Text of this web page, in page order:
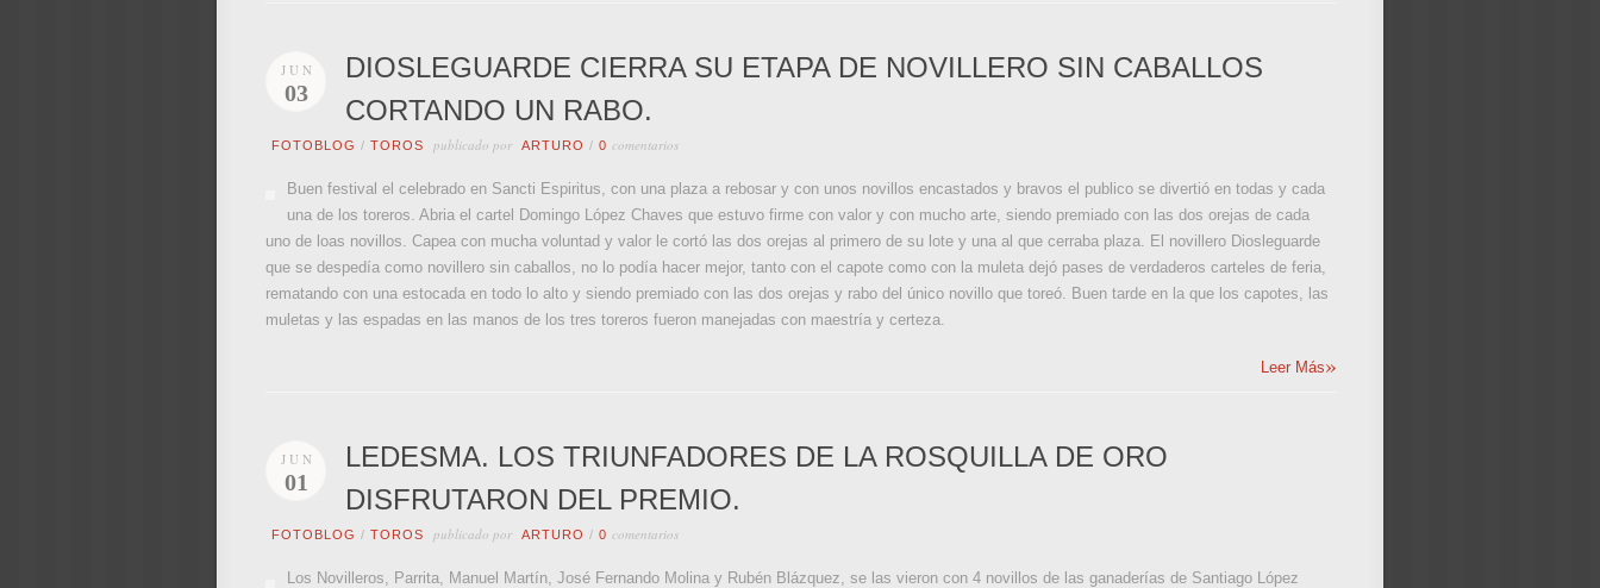
JUN
03
DIOSLEGUARDE CIERRA SU ETAPA DE NOVILLERO SIN CABALLOS
CORTANDO UN RABO.
FOTOBLOG / TOROS publicado por ARTURO / 0 comentarios
Buen festival el celebrado en Sancti Espiritus, con una plaza a rebosar y con unos novillos encastados y bravos el publico se divertió en todas y cada
una de los toreros. Abria el cartel Domingo López Chaves que estuvo firme con valor y con mucho arte, siendo premiado con las dos orejas de cada
uno de loas novillos. Capea con mucha voluntad y valor le cortó las dos orejas al primero de su lote y una al que cerraba plaza. El novillero Diosleguarde
que se despedía como novillero sin caballos, no lo podía hacer mejor, tanto con el capote como con la muleta dejó pases de verdaderos carteles de feria,
rematando con una estocada en todo lo alto y siendo premiado con las dos orejas y rabo del único novillo que toreó. Buen tarde en la que los capotes, las
muletas y las espadas en las manos de los tres toreros fueron manejadas con maestría y certeza.
Leer Más»
JUN
01
LEDESMA. LOS TRIUNFADORES DE LA ROSQUILLA DE ORO
DISFRUTARON DEL PREMIO.
FOTOBLOG / TOROS publicado por ARTURO / 0 comentarios
Los Novilleros, Parrita, Manuel Martín, José Fernando Molina y Rubén Blázquez, se las vieron con 4 novillos de las ganaderías de Santiago López